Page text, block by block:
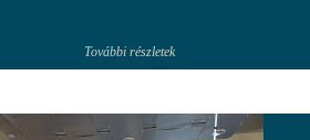
További részletek